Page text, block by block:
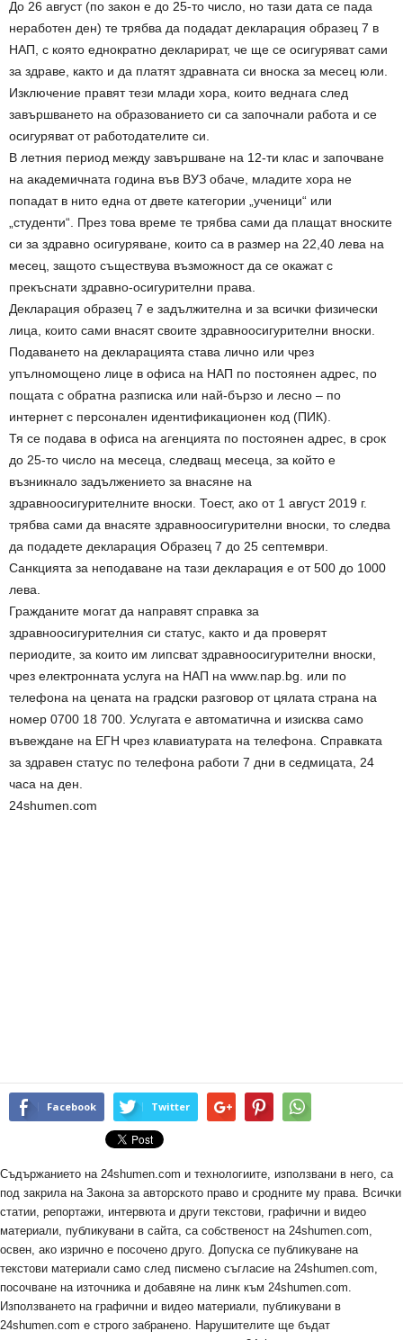
До 26 август (по закон е до 25-то число, но тази дата се пада
неработен ден) те трябва да подадат декларация образец 7 в
НАП, с която еднократно декларират, че ще се осигуряват сами
за здраве, както и да платят здравната си вноска за месец юли.
Изключение правят тези млади хора, които веднага след
завършването на образованието си са започнали работа и се
осигуряват от работодателите си.
В летния период между завършване на 12-ти клас и започване
на академичната година във ВУЗ обаче, младите хора не
попадат в нито една от двете категории „ученици“ или
„студенти“. През това време те трябва сами да плащат вноските
си за здравно осигуряване, които са в размер на 22,40 лева на
месец, защото съществува възможност да се окажат с
прекъснати здравно-осигурителни права.
Декларация образец 7 е задължителна и за всички физически
лица, които сами внасят своите здравноосигурителни вноски.
Подаването на декларацията става лично или чрез
упълномощено лице в офиса на НАП по постоянен адрес, по
пощата с обратна разписка или най-бързо и лесно – по
интернет с персонален идентификационен код (ПИК).
Тя се подава в офиса на агенцията по постоянен адрес, в срок
до 25-то число на месеца, следващ месеца, за който е
възникнало задължението за внасяне на
здравноосигурителните вноски. Тоест, ако от 1 август 2019 г.
трябва сами да внасяте здравноосигурителни вноски, то следва
да подадете декларация Образец 7 до 25 септември.
Санкцията за неподаване на тази декларация е от 500 до 1000
лева.
Гражданите могат да направят справка за
здравноосигурителния си статус, както и да проверят
периодите, за които им липсват здравноосигурителни вноски,
чрез електронната услуга на НАП на www.nap.bg. или по
телефона на цената на градски разговор от цялата страна на
номер 0700 18 700. Услугата е автоматична и изисква само
въвеждане на ЕГН чрез клавиатурата на телефона. Справката
за здравен статус по телефона работи 7 дни в седмицата, 24
часа на ден.
24shumen.com
Facebook Twitter
Съдържанието на 24shumen.com и технологиите, използвани в него, са
под закрила на Закона за авторското право и сродните му права. Всички
статии, репортажи, интервюта и други текстови, графични и видео
материали, публикувани в сайта, са собственост на 24shumen.com,
освен, ако изрично е посочено друго. Допуска се публикуване на
текстови материали само след писмено съгласие на 24shumen.com,
посочване на източника и добавяне на линк към 24shumen.com.
Използването на графични и видео материали, публикувани в
24shumen.com е строго забранено. Нарушителите ще бъдат